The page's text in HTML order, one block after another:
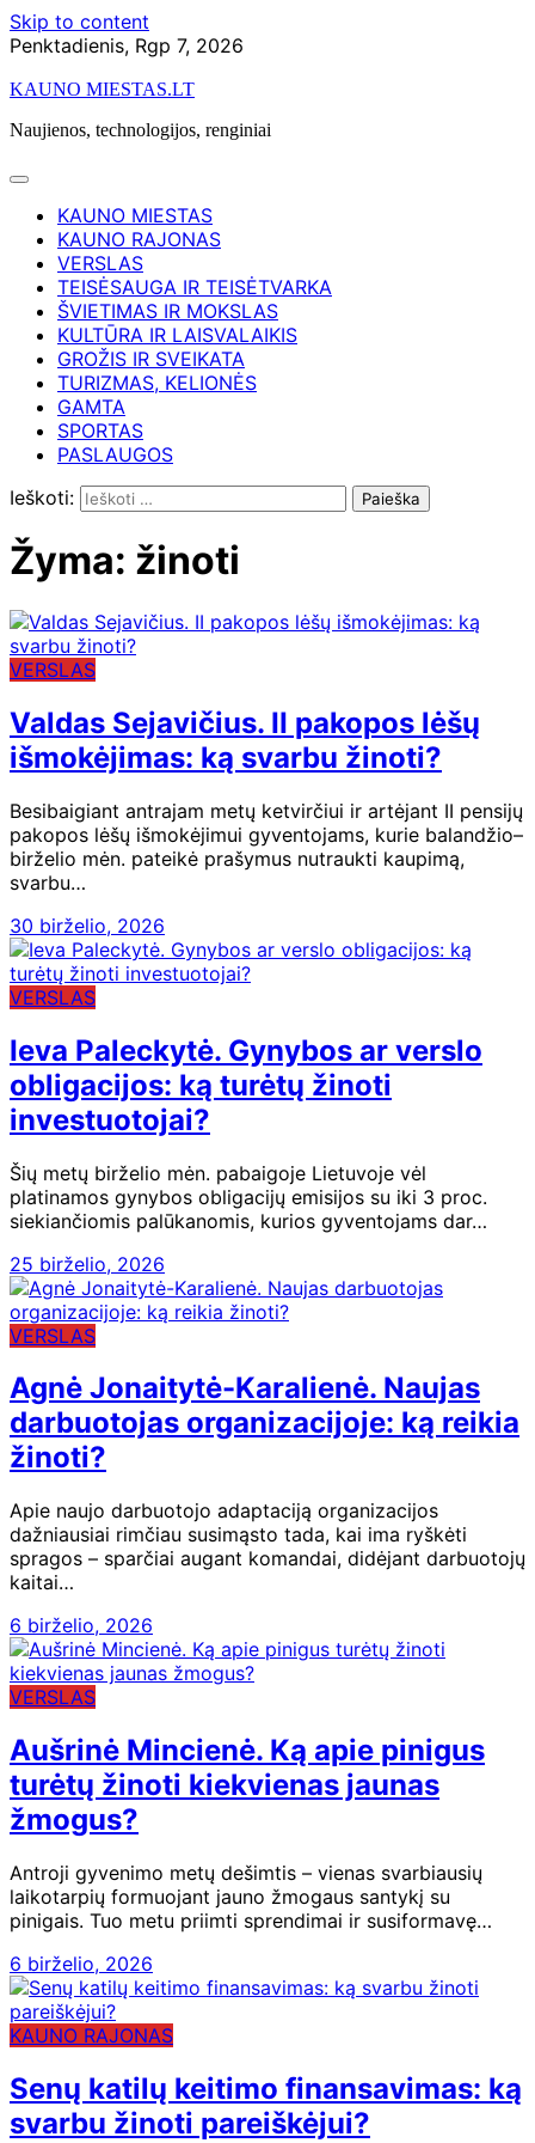
Skip to content
Penktadienis, Rgp 7, 2026
KAUNO MIESTAS.LT
Naujienos, technologijos, renginiai
KAUNO MIESTAS
KAUNO RAJONAS
VERSLAS
TEISĖSAUGA IR TEISĖTVARKA
ŠVIETIMAS IR MOKSLAS
KULTŪRA IR LAISVALAIKIS
GROŽIS IR SVEIKATA
TURIZMAS, KELIONĖS
GAMTA
SPORTAS
PASLAUGOS
Ieškoti:
Žyma: žinoti
VERSLAS
Valdas Sejavičius. II pakopos lėšų
išmokėjimas: ką svarbu žinoti?
Besibaigiant antrajam metų ketvirčiui ir artėjant II pensijų
pakopos lėšų išmokėjimui gyventojams, kurie balandžio–
birželio mėn. pateikė prašymus nutraukti kaupimą,
svarbu…
30 birželio, 2026
VERSLAS
Ieva Paleckytė. Gynybos ar verslo
obligacijos: ką turėtų žinoti
investuotojai?
Šių metų birželio mėn. pabaigoje Lietuvoje vėl
platinamos gynybos obligacijų emisijos su iki 3 proc.
siekiančiomis palūkanomis, kurios gyventojams dar…
25 birželio, 2026
VERSLAS
Agnė Jonaitytė-Karalienė. Naujas
darbuotojas organizacijoje: ką reikia
žinoti?
Apie naujo darbuotojo adaptaciją organizacijos
dažniausiai rimčiau susimąsto tada, kai ima ryškėti
spragos – sparčiai augant komandai, didėjant darbuotojų
kaitai…
6 birželio, 2026
VERSLAS
Aušrinė Mincienė. Ką apie pinigus
turėtų žinoti kiekvienas jaunas
žmogus?
Antroji gyvenimo metų dešimtis – vienas svarbiausių
laikotarpių formuojant jauno žmogaus santykį su
pinigais. Tuo metu priimti sprendimai ir susiformavę…
6 birželio, 2026
KAUNO RAJONAS
Senų katilų keitimo finansavimas: ką
svarbu žinoti pareiškėjui?